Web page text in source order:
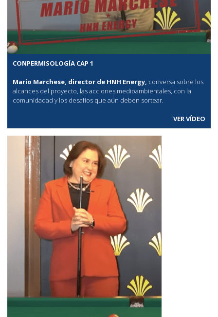
CONPERMISOLOGÍA CAP 1
Mario Marchese, director de HNH Energy, conversa sobre los
alcances del proyecto, las acciones medioambientales, con la
comunidadad y los desafíos que aún deben sortear.
VER VÍDEO